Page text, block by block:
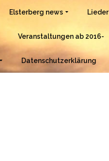
Elsterberg news Lieder
Veranstaltungen ab 2016-
Datenschutzerklärung